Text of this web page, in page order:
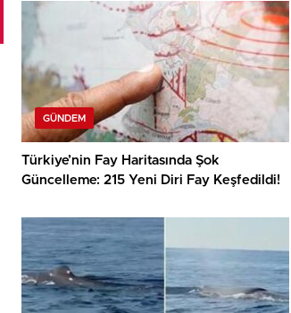
GÜNDEM
Türkiye’nin Fay Haritasında Şok
Güncelleme: 215 Yeni Diri Fay Keşfedildi!